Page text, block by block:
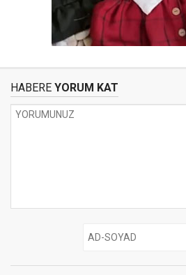
HABERE YORUM KAT